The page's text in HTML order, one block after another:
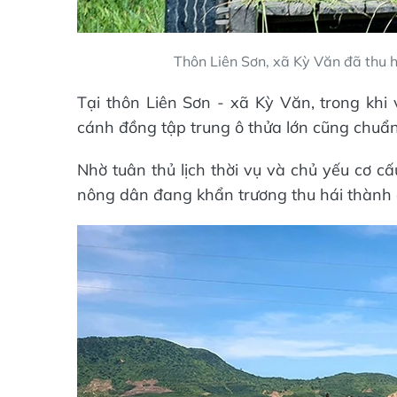
Thôn Liên Sơn, xã Kỳ Văn đã thu
Tại thôn Liên Sơn - xã Kỳ Văn, trong
cánh đồng tập trung ô thửa lớn cũng
Nhờ tuân thủ lịch thời vụ và chủ yếu cơ
nông dân đang khẩn trương thu hái thành